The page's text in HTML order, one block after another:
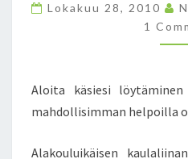
I
L
!
–
Lokakuu 28, 2010
1
Aloita käsiesi
mahdollisimman helpoilla
Alakouluikäisen